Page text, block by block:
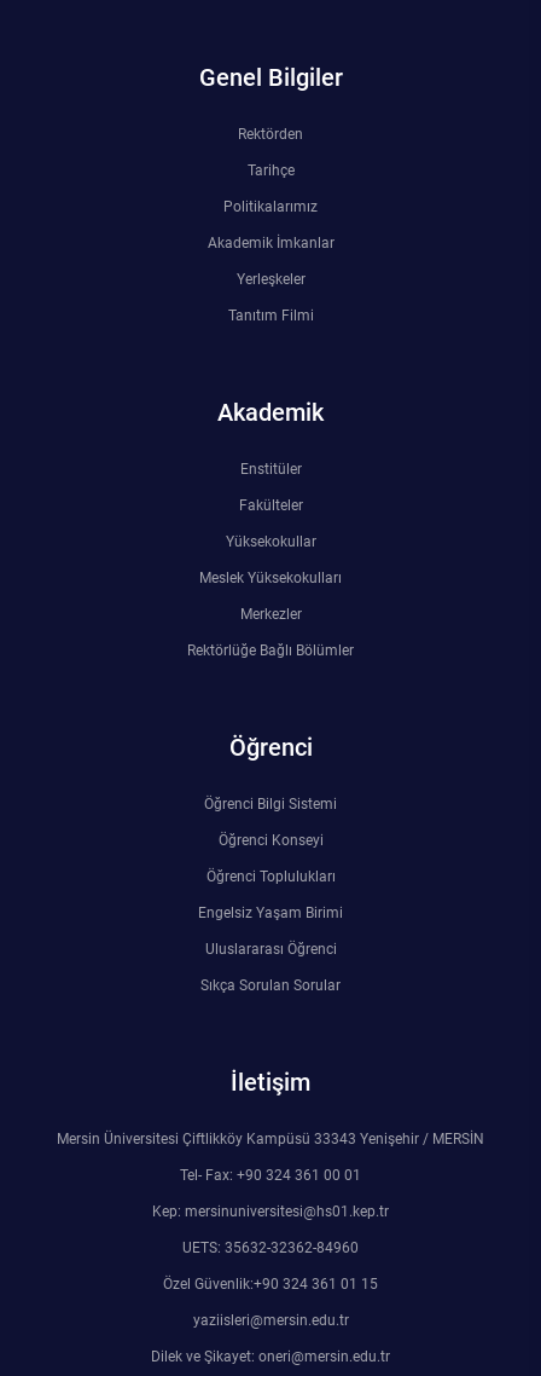
Genel Bilgiler
Rektörden
Tarihçe
Politikalarımız
Akademik İmkanlar
Yerleşkeler
Tanıtım Filmi
Akademik
Enstitüler
Fakülteler
Yüksekokullar
Meslek Yüksekokulları
Merkezler
Rektörlüğe Bağlı Bölümler
Öğrenci
Öğrenci Bilgi Sistemi
Öğrenci Konseyi
Öğrenci Toplulukları
Engelsiz Yaşam Birimi
Uluslararası Öğrenci
Sıkça Sorulan Sorular
İletişim
Mersin Üniversitesi Çiftlikköy Kampüsü 33343 Yenişehir / MERSİN
Tel- Fax: +90 324 361 00 01
Kep: mersinuniversitesi@hs01.kep.tr
UETS: 35632-32362-84960
Özel Güvenlik:+90 324 361 01 15
yaziisleri@mersin.edu.tr
Dilek ve Şikayet: oneri@mersin.edu.tr